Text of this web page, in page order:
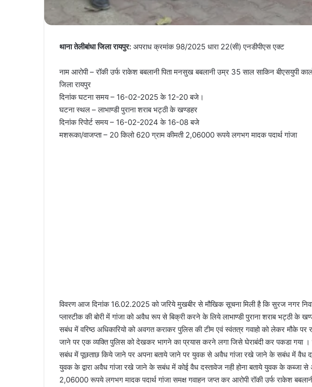
थाना तेलीबांधा जिला रायपुर: अपराध क्रमांक 98/2025 धारा 22(सी) एनडीपीएस एक्ट
नाम आरोपी – रॉकी उर्फ राकेश बबलानी पिता मनसुख बबलानी उम्र 35 साल साकिन बीएसयुपी
जिला रायपुर
दिनांक घटना समय – 16-02-2025 के 12-20 बजे।
घटना स्थल – लाभाण्डी पुराना शराब भट्ठी के खण्डहर
दिनांक रिपोर्ट समय – 16-02-2024 के 16-08 बजे
मशरूका/वाजप्ता – 20 किलो 620 ग्राम कीमती 2,06000 रूपये लगभग मादक पदार्थ गांजा
विवरण आज दिनांक 16.02.2025 को जरिये मुखबीर से मौखिक सूचना मिली है कि सुरज नगर
प्लास्टीक की बोरी में गांजा को अवैध रूप से बिक्री करने के लिये लाभाण्डी पुराना शराब भट्ठी
सबंध में वरिष्ठ अधिकारियो को अवगत कराकर पुलिस की टीम एवं स्वंतत्र गवाहो को लेकर मौके
जाने पर एक व्यक्ति पुलिस को देखकर भागने का प्रयास करने लगा जिसे घेराबंदी कर पकडा
सबंध में पूछताछ किये जाने पर अपना बताये जाने पर युवक से अवैध गांजा रखे जाने के सबंध में वैध
युवक के द्वारा अवैध गांजा रखे जाने के सबंध में कोई वैध दस्तावेज नही होना बताये युवक के कब्जा
2,06000 रूपये लगभग मादक पदार्थ गांजा समक्ष गवाहन जप्त कर आरोपी रॉकी उर्फ राकेश